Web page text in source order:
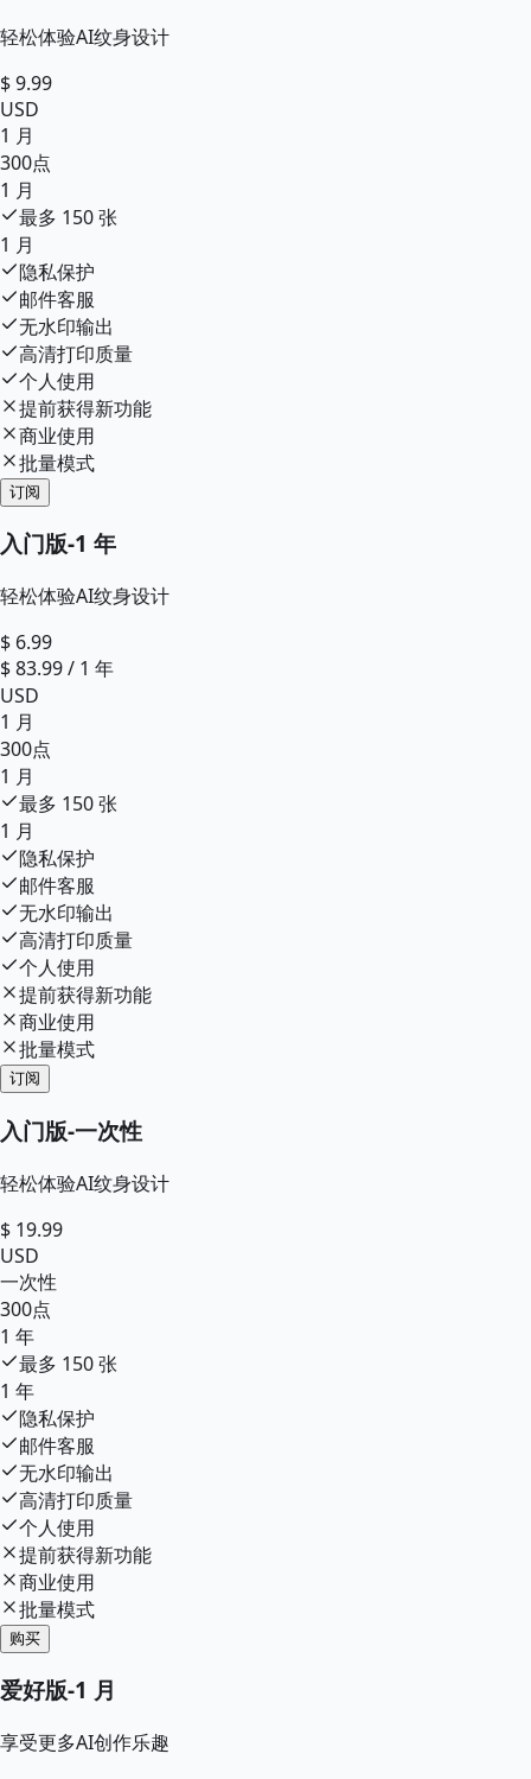
轻松体验AI纹身设计
$9.99
USD
1 月
300点
1 月
最多 150张
1 月
隐私保护
邮件客服
无水印输出
高清打印质量
个人使用
提前获得新功能
商业使用
批量模式
订阅
入门版-1 年
轻松体验AI纹身设计
$ 6.99
$83.99/ 1 年
USD
1 月
300点
1 月
最多 150张
1 月
隐私保护
邮件客服
无水印输出
高清打印质量
个人使用
提前获得新功能
商业使用
批量模式
订阅
入门版-一次性
轻松体验AI纹身设计
$ 19.99
USD
一次性
300点
1 年
最多 150张
1 年
隐私保护
邮件客服
无水印输出
高清打印质量
个人使用
提前获得新功能
商业使用
批量模式
购买
爱好版-1 月
享受更多AI创作乐趣